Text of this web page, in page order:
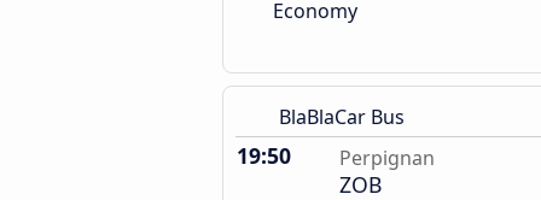
Economy
BlaBlaCar Bus
19:50 Perpignan
ZOB